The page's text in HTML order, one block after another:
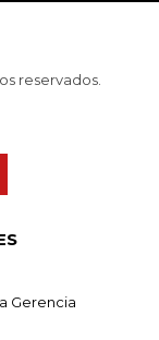
reservados.
Gerencia